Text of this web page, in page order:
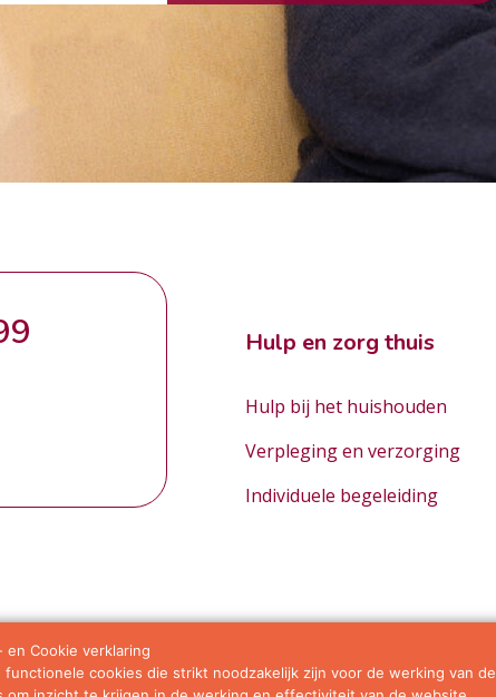
Hulp en zorg thuis
Hulp bij het huishouden
Verpleging en verzorging
Individuele begeleiding
voorwaarden
Cookie verklaring
functionele cookies die strikt noodzakelijk zijn voor de werking van de